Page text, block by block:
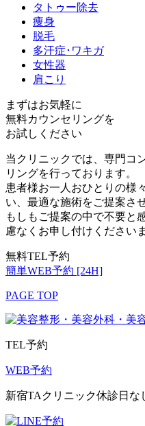
タトゥー除去
痩身
脱毛
多汗症･ワキガ
女性器
肩こり
まずはお気軽に
無料カウンセリングを
お試しください
当クリニックでは、専門コ
リングを行っております。
患者様お一人おひとりの様
い、最適な施術をご提案さ
もしもご提案の中で不要と
慮なくお申し付けくださいま
無料TEL予約
簡単WEB予約 [24H]
PAGE TOP
TEL予約
WEB予約
新宿TAクリニック休診日な